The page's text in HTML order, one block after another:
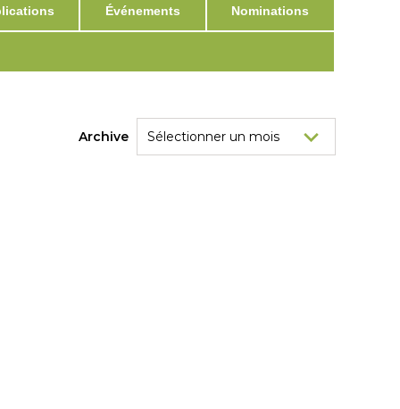
Événements Nominations
Archive